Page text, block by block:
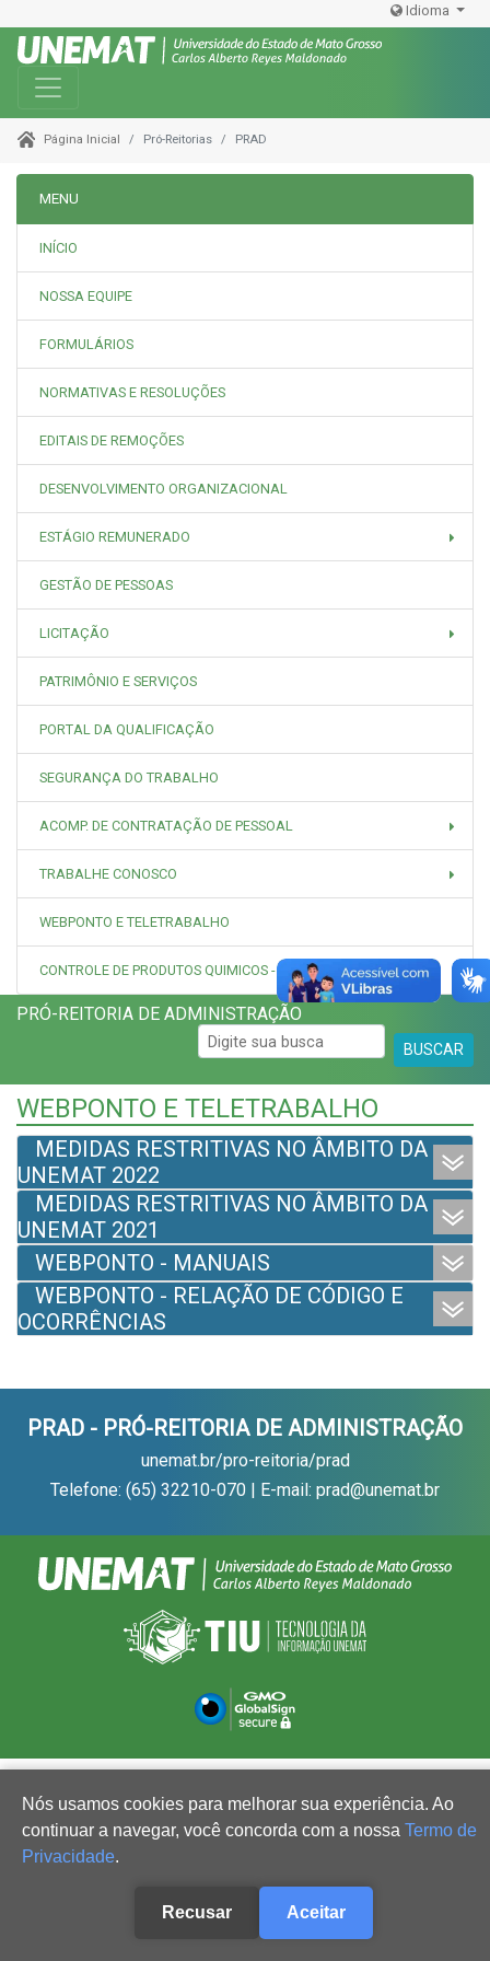
Idioma
Toggle navigation
Página Inicial Pró-Reitorias PRAD
MENU
INÍCIO
NOSSA EQUIPE
FORMULÁRIOS
NORMATIVAS E RESOLUÇÕES
EDITAIS DE REMOÇÕES
DESENVOLVIMENTO ORGANIZACIONAL
ESTÁGIO REMUNERADO
GESTÃO DE PESSOAS
LICITAÇÃO
PATRIMÔNIO E SERVIÇOS
PORTAL DA QUALIFICAÇÃO
SEGURANÇA DO TRABALHO
ACOMP. DE CONTRATAÇÃO DE PESSOAL
TRABALHE CONOSCO
WEBPONTO E TELETRABALHO
CONTROLE DE PRODUTOS QUIMICOS - CPQ
PRÓ-REITORIA DE ADMINISTRAÇÃO
BUSCAR
WEBPONTO E TELETRABALHO
MEDIDAS RESTRITIVAS NO ÂMBITO DA
UNEMAT 2022
MEDIDAS RESTRITIVAS NO ÂMBITO DA
UNEMAT 2021
WEBPONTO - MANUAIS
WEBPONTO - RELAÇÃO DE CÓDIGO E
OCORRÊNCIAS
PRAD - PRÓ-REITORIA DE ADMINISTRAÇÃO
unemat.br/pro-reitoria/prad
Telefone: (65) 32210-070 | E-mail: prad@unemat.br
Nós usamos cookies para melhorar sua experiência. Ao
continuar a navegar, você concorda com a nossa Termo de
Privacidade.
Recusar Aceitar